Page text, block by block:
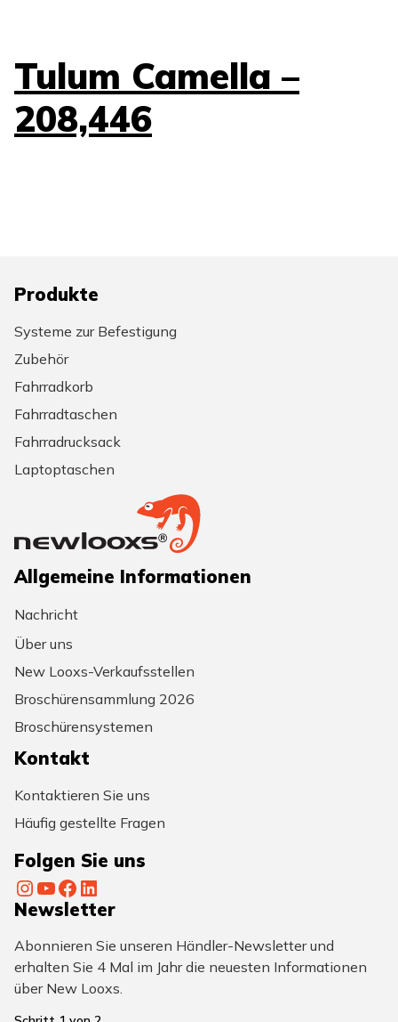
Tulum Camella –
208,446
Produkte
Systeme zur Befestigung
Zubehör
Fahrradkorb
Fahrradtaschen
Fahrradrucksack
Laptoptaschen
Allgemeine Informationen
Nachricht
Über uns
New Looxs-Verkaufsstellen
Broschürensammlung 2026
Broschürensystemen
Kontakt
Kontaktieren Sie uns
Häufig gestellte Fragen
Folgen Sie uns
InstagramYouTube Facebook LinkedIn
Newsletter
Abonnieren Sie unseren Händler-Newsletter und
erhalten Sie 4 Mal im Jahr die neuesten Informationen
über New Looxs.